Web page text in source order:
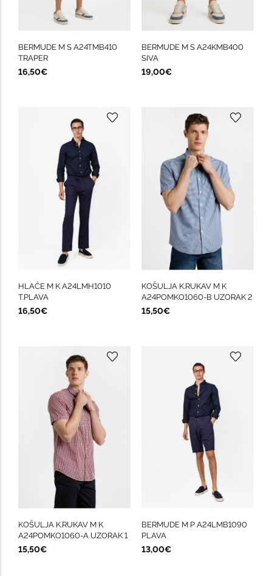
BERMUDE M S A24TMB410
TRAPER
16,50€
BERMUDE M S A24KMB400
SIVA
19,00€
HLAČE M K A24LMH1010
T.PLAVA
16,50€
KOŠULJA K.RUKAV M K
A24POMKO1060-B UZORAK 2
15,50€
KOŠULJA K.RUKAV M K
A24POMKO1060-A UZORAK 1
15,50€
BERMUDE M P A24LMB1090
PLAVA
13,00€